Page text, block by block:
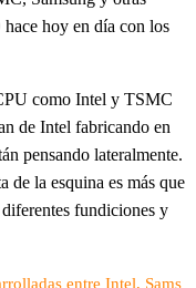
hoy en día con los
como Intel y TSMC
de Intel fabricando en
pensando lateralmente.
de la esquina es más que
fundiciones y
entre Intel, Sams